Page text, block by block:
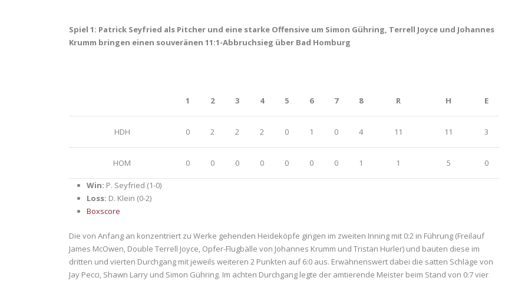
Spiel 1: Patrick Seyfried als Pitcher und eine starke Offensive um Simon Gühring, Terrell Joyce und Johannes
Krumm bringen einen souveränen 11:1-Abbruchsieg über Bad Homburg
1 2 3 4 5 6 7 8 R H E
HDH 0 2 2 2 0 1 0 4 11 11 3
HOM 0 0 0 0 0 0 0 1 1 5 0
Win: P. Seyfried (1-0)
Loss: D. Klein (0-2)
Boxscore
Die von Anfang an konzentriert zu Werke gehenden Heideköpfe gingen im zweiten Inning mit 0:2 in Führung (Freilauf
James McOwen, Double Terrell Joyce, Opfer-Flugbälle von Johannes Krumm und Tristan Hurler) und bauten diese im
dritten und vierten Durchgang mit jeweils weiteren 2 Punkten auf 6:0 aus. Erwähnenswert dabei die satten Schläge von
Jay Pecci, Shawn Larry und Simon Gühring. Im achten Durchgang legte der amtierende Meister beim Stand von 0:7 vier